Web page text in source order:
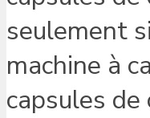
seulement
machine à
capsules de